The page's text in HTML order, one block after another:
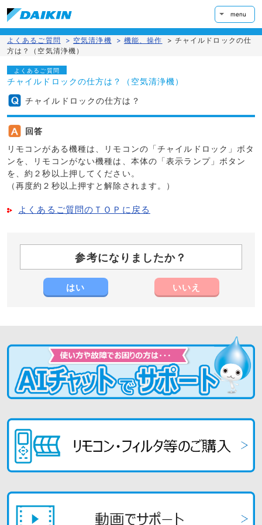
menu
よくあるご質問 > 空気清浄機 > 機能、操作 > チャイルドロックの仕
方は？（空気清浄機）
よくあるご質問
チャイルドロックの仕方は？（空気清浄機）
チャイルドロックの仕方は？
回答
リモコンがある機種は、リモコンの「チャイルドロック」ボタ
ンを、リモコンがない機種は、本体の「表示ランプ」ボタン
を、約２秒以上押してください。
（再度約２秒以上押すと解除されます。）
よくあるご質問のＴＯＰに戻る
参考になりましたか？
はい いいえ